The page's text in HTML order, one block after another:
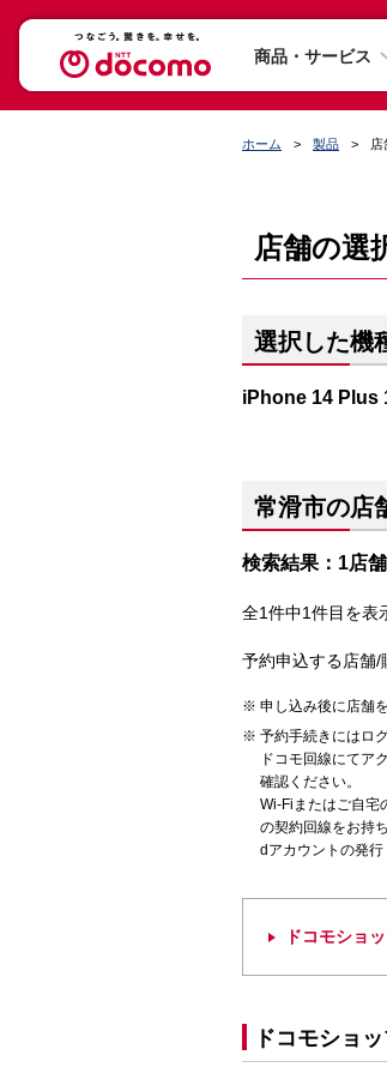
商品・サービス
ホーム 製品 店
店舗の選
選択した機
iPhone 14 Plus
常滑市の店
検索結果：1店舗
全1件中1件目を表
予約申込する店舗/
申し込み後に店舗
予約手続きにはロ
ドコモ回線にてア
確認ください。
Wi-Fiまたはご自宅
の契約回線をお持
dアカウントの発行
ドコモショ
ドコモショ